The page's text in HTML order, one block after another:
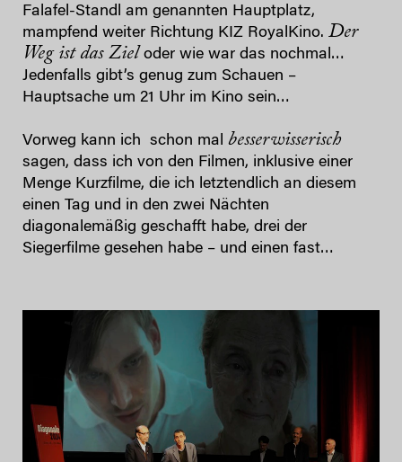
Falafel-Standl am genannten Hauptplatz,
mampfend weiter Richtung KIZ RoyalKino. Der
Weg ist das Ziel oder wie war das nochmal…
Jedenfalls gibt’s genug zum Schauen –
Hauptsache um 21 Uhr im Kino sein…
Vorweg kann ich schon mal besserwisserisch
sagen, dass ich von den Filmen, inklusive einer
Menge Kurzfilme, die ich letztendlich an diesem
einen Tag und in den zwei Nächten
diagonalemäßig geschafft habe, drei der
Siegerfilme gesehen habe – und einen fast…